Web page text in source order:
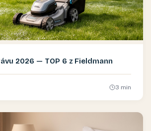
2026 — TOP 6 z Fieldmann
3 min